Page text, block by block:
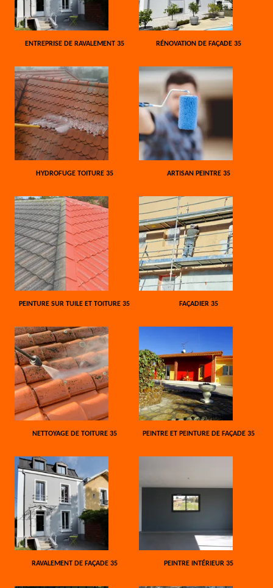
ENTREPRISE DE RAVALEMENT 35 RÉNOVATION DE FAÇADE 35
HYDROFUGE TOITURE 35 ARTISAN PEINTRE 35
PEINTURE SUR TUILE ET TOITURE 35 FAÇADIER 35
NETTOYAGE DE TOITURE 35 PEINTRE ET PEINTURE DE FAÇADE 35
RAVALEMENT DE FAÇADE 35 PEINTRE INTÉRIEUR 35